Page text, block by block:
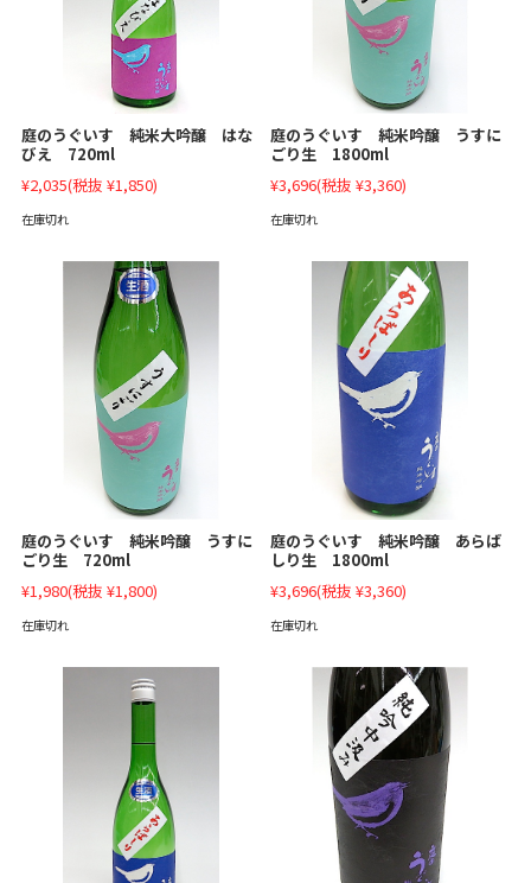
庭のうぐいす 純米大吟醸 はな
びえ 720ml
¥2,035(税抜 ¥1,850)
在庫切れ
庭のうぐいす 純米吟醸 うすに
ごり生 1800ml
¥3,696(税抜 ¥3,360)
在庫切れ
庭のうぐいす 純米吟醸 うすに
ごり生 720ml
¥1,980(税抜 ¥1,800)
在庫切れ
庭のうぐいす 純米吟醸 あらば
しり生 1800ml
¥3,696(税抜 ¥3,360)
在庫切れ